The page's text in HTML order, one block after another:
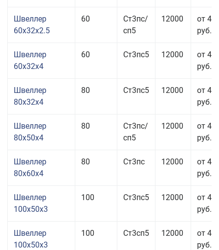
Швеллер
60x32x2.5
60
Ст3пс/
сп5
12000
от 40
руб.
Швеллер
60x32x4
60 Ст3пс5 12000
от 41
руб.
Швеллер
80x32x4
80 Ст3пс5 12000
от 40
руб.
Швеллер
80x50x4
80
Ст3пс/
сп5
12000
от 40
руб.
Швеллер
80x60x4
80 Ст3пс 12000
от 41
руб.
Швеллер
100x50x3
100 Ст3пс5 12000
от 41
руб.
Швеллер
100x50x3
100 Ст3сп5 12000
от 41
руб.